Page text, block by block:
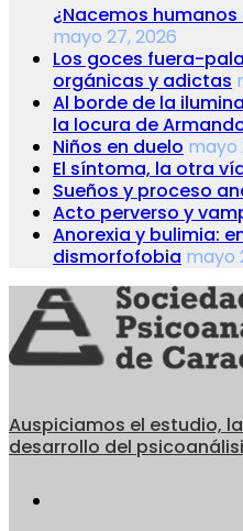
¿Nacemos
mayo 27, 2026
Los goces fuera-
orgánicas y adictas
Al borde de la
la locura de
Niños en duelo mayo
El síntoma, la otra
Sueños y proceso
Acto perverso y
Anorexia y bulimia:
dismorfofobia mayo
Auspiciamos el estudio,
desarrollo del